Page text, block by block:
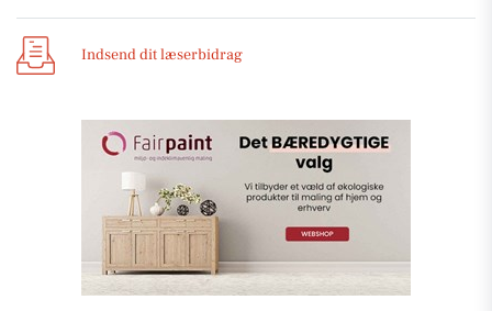
Indsend dit læserbidrag